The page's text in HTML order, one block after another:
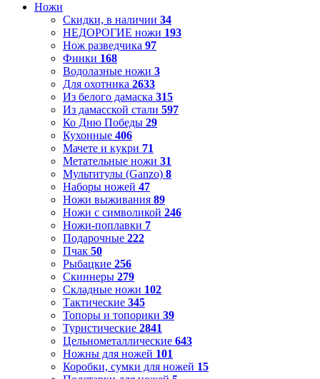
Ножи
Скидки, в наличии 34
НЕДОРОГИЕ ножи 193
Нож разведчика 97
Финки 168
Водолазные ножи 3
Для охотника 2633
Из белого дамаска 315
Из дамасской стали 597
Ко Дню Победы 29
Кухонные 406
Мачете и кукри 71
Метательные ножи 31
Мультитулы (Ganzo) 8
Наборы ножей 47
Ножи выживания 89
Ножи с символикой 246
Ножи-поплавки 7
Подарочные 222
Пчак 50
Рыбацкие 256
Скиннеры 279
Складные ножи 102
Тактические 345
Топоры и топорики 39
Туристические 2841
Цельнометаллические 643
Ножны для ножей 101
Коробки, сумки для ножей 15